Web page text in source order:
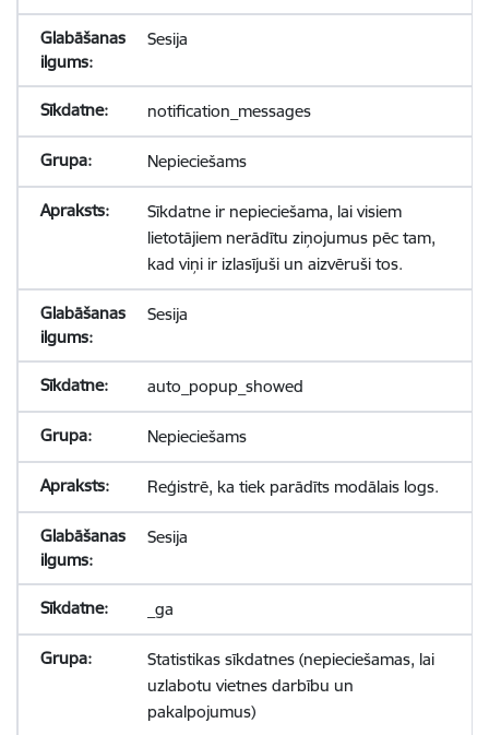
Sesija
notification_messages
Nepieciešams
Sīkdatne ir nepieciešama, lai visiem
lietotājiem nerādītu ziņojumus pēc tam,
kad viņi ir izlasījuši un aizvēruši tos.
Sesija
auto_popup_showed
Nepieciešams
Reģistrē, ka tiek parādīts modālais logs.
Sesija
_ga
Statistikas sīkdatnes (nepieciešamas, lai
uzlabotu vietnes darbību un
pakalpojumus)